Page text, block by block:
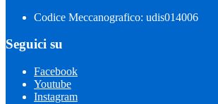
Codice Meccanografico: udis014006
Seguici su
Facebook
Youtube
Instagram